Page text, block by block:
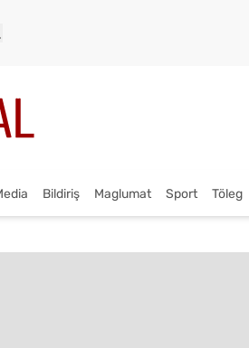
Bildiriş Maglumat Sport Töleg